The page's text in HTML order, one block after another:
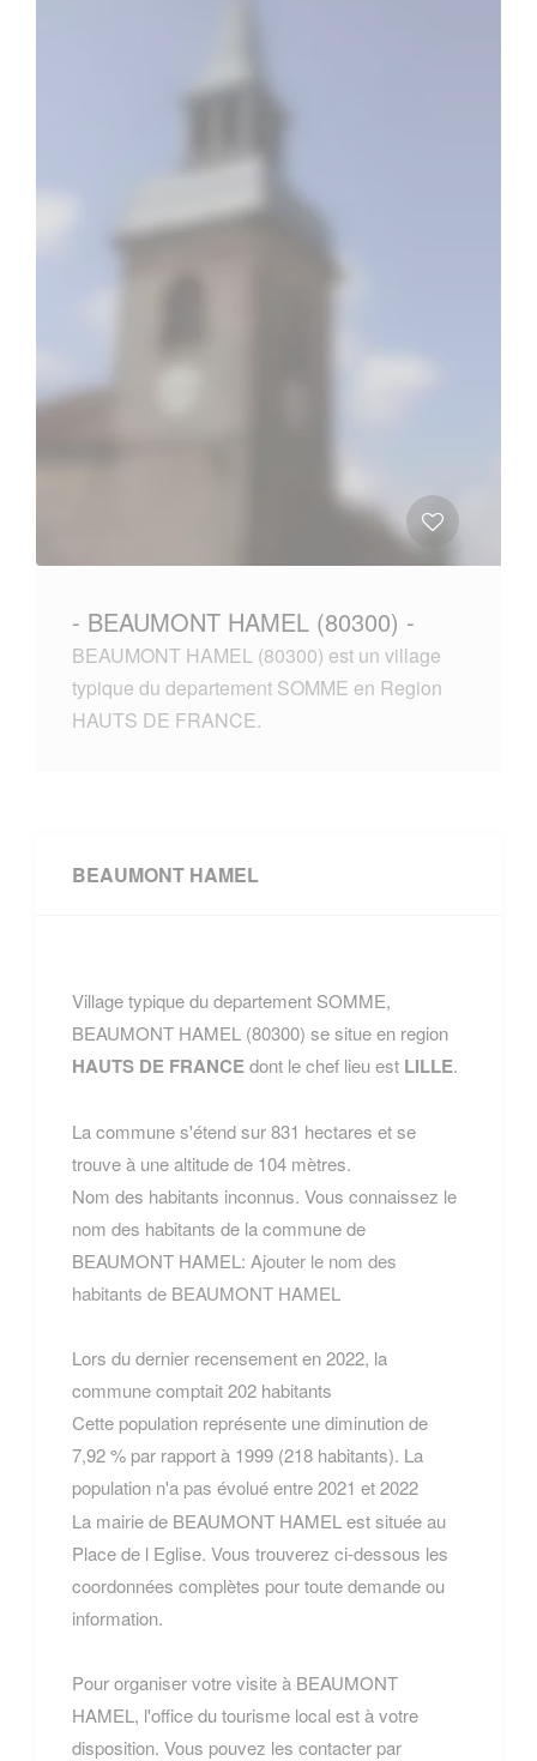
- BEAUMONT HAMEL (80300) -
BEAUMONT HAMEL (80300) est un village
typique du departement SOMME en Region
HAUTS DE FRANCE.
BEAUMONT HAMEL
Village typique du departement SOMME,
BEAUMONT HAMEL (80300) se situe en region
HAUTS DE FRANCEdont le chef lieu est LILLE.
La commune s'étend sur 831 hectares et se
trouve à une altitude de 104 mètres.
Nom des habitants inconnus. Vous connaissez le
nom des habitants de la commune de
BEAUMONT HAMEL: Ajouter le nom des
habitants de BEAUMONT HAMEL
Lors du dernier recensement en 2022, la
commune comptait 202 habitants
Cette population représente une diminution de
7,92 % par rapport à 1999 (218 habitants). La
population n'a pas évolué entre 2021 et 2022
La mairie de BEAUMONT HAMEL est située au
Place de l Eglise. Vous trouverez ci-dessous les
coordonnées complètes pour toute demande ou
information.
Pour organiser votre visite à BEAUMONT
HAMEL, l'office du tourisme local est à votre
disposition. Vous pouvez les contacter par